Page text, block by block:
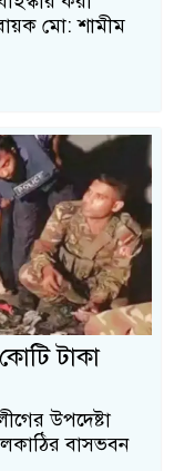
মো: শামীম
টাকা
উপদেষ্টা
বাসভবন